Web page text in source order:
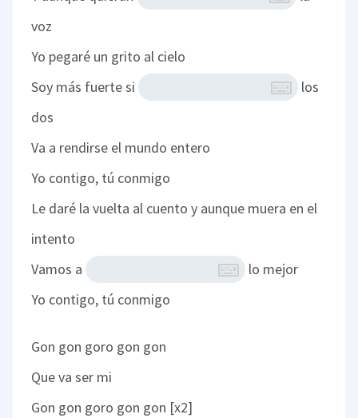
voz
Yo pegaré un grito al cielo
Soy más fuerte si
los
dos
Va a rendirse el mundo entero
Yo contigo, tú conmigo
Le daré la vuelta al cuento y aunque muera en el
intento
Vamos a
lo mejor
Yo contigo, tú conmigo
Gon gon goro gon gon
Que va ser mi
Gon gon goro gon gon [x2]